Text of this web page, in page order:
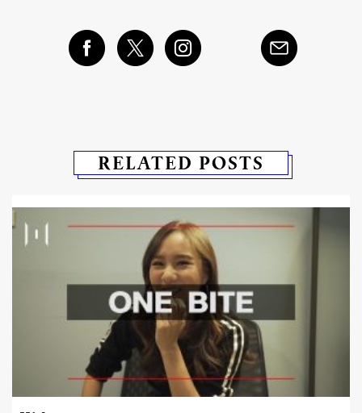
RELATED POSTS